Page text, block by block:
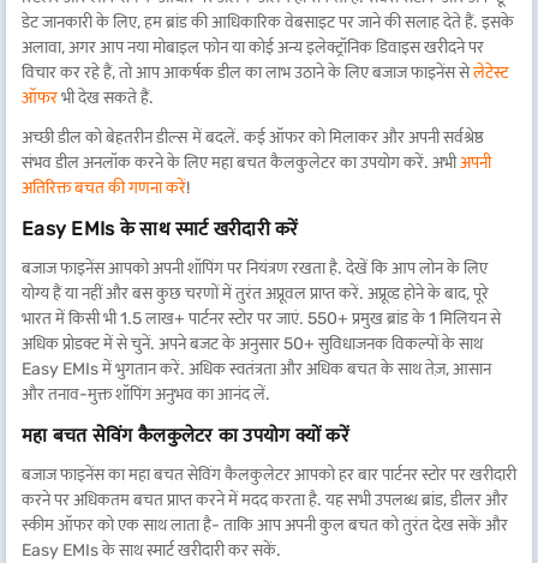
डेट जानकारी के लिए, हम ब्रांड की आधिकारिक वेबसाइट पर जाने की सलाह देते हैं. इसके
अलावा, अगर आप नया मोबाइल फोन या कोई अन्य इलेक्ट्रॉनिक डिवाइस खरीदने पर
विचार कर रहे हैं, तो आप आकर्षक डील का लाभ उठाने के लिए बजाज फाइनेंस सेलेटेस्ट
ऑफरभी देख सकते हैं.
अच्छी डील को बेहतरीन डील्स में बदलें. कई ऑफर को मिलाकर और अपनी सर्वश्रेष्ठ
संभव डील अनलॉक करने के लिए महा बचत कैलकुलेटर का उपयोग करें. अभीअपनी
अतिरिक्त बचत की गणना करें!
Easy EMIs के साथ स्मार्ट खरीदारी करें
बजाज फाइनेंस आपको अपनी शॉपिंग पर नियंत्रण रखता है. देखें कि आप लोन के लिए
योग्य हैं या नहीं और बस कुछ चरणों में तुरंत अप्रूवल प्राप्त करें. अप्रूव्ड होने के बाद, पूरे
भारत में किसी भी 1.5 लाख+ पार्टनर स्टोर पर जाएं. 550+ प्रमुख ब्रांड के 1 मिलियन से
अधिक प्रोडक्ट में से चुनें. अपने बजट के अनुसार 50+ सुविधाजनक विकल्पों के साथ
Easy EMIs में भुगतान करें. अधिक स्वतंत्रता और अधिक बचत के साथ तेज़, आसान
और तनाव-मुक्त शॉपिंग अनुभव का आनंद लें.
महा बचत सेविंग कैलकुलेटर का उपयोग क्यों करें
बजाज फाइनेंस का महा बचत सेविंग कैलकुलेटर आपको हर बार पार्टनर स्टोर पर खरीदारी
करने पर अधिकतम बचत प्राप्त करने में मदद करता है. यह सभी उपलब्ध ब्रांड, डीलर और
स्कीम ऑफर को एक साथ लाता है- ताकि आप अपनी कुल बचत को तुरंत देख सकें और
Easy EMIs के साथ स्मार्ट खरीदारी कर सकें.